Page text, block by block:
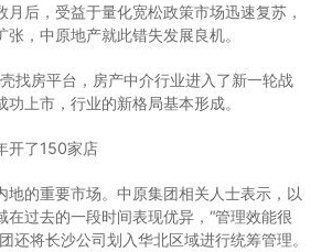
月后，受益于量化宽松政策市场迅速复苏，
，中原地产就此错失发展良机。
找房平台，房产中介行业进入了新一轮战
上市，行业的新格局基本形成。
开了150家店
地的重要市场。中原集团相关人士表示，以
在过去的一段时间表现优异，“管理效能很
还将长沙公司划入华北区域进行统筹管理。